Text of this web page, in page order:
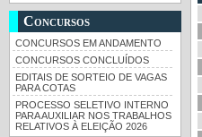
Concursos
CONCURSOS EM ANDAMENTO
CONCURSOS CONCLUÍDOS
EDITAIS DE SORTEIO DE VAGAS
PARA COTAS
PROCESSO SELETIVO INTERNO
PARA AUXILIAR NOS TRABALHOS
RELATIVOS À ELEIÇÃO 2026